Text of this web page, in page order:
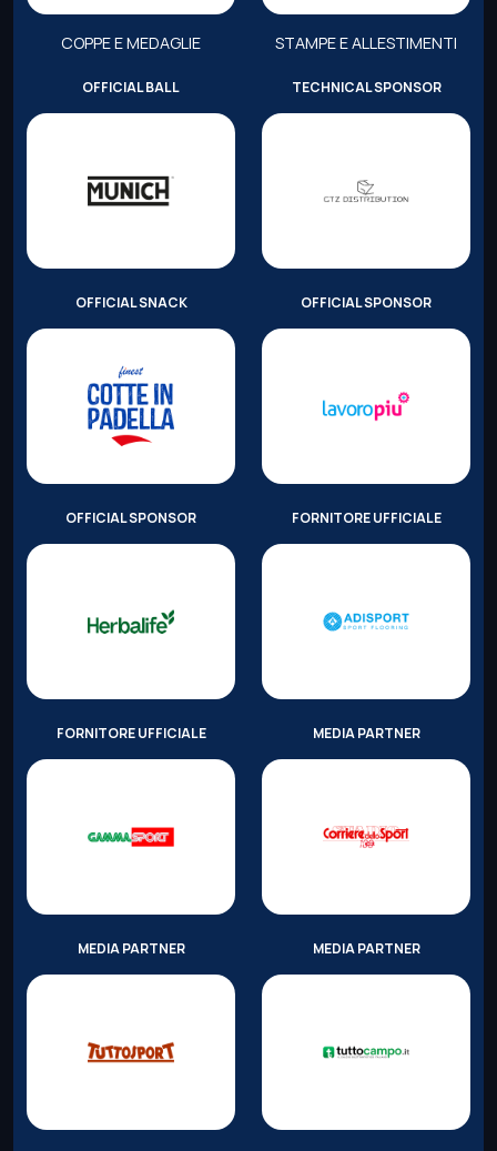
COPPE E MEDAGLIE STAMPE E ALLESTIMENTI
OFFICIAL BALL TECHNICAL SPONSOR
OFFICIAL SNACK OFFICIAL SPONSOR
OFFICIAL SPONSOR FORNITORE UFFICIALE
FORNITORE UFFICIALE MEDIA PARTNER
MEDIA PARTNER MEDIA PARTNER